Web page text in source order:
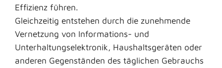
Effizienz führen.
Gleichzeitig entstehen durch die zunehmende
Vernetzung von Informations- und
Unterhaltungselektronik, Haushaltsgeräten oder
anderen Gegenständen des täglichen Gebrauchs